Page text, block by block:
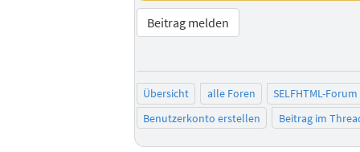
Beitrag melden
Übersicht alle Foren
SELFHTML-Forum
Benutzerkonto erstellen
Beitrag im